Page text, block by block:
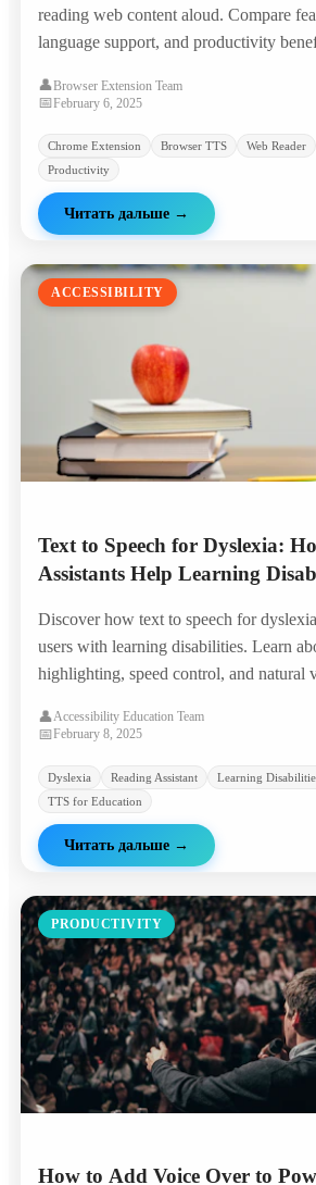
reading web content aloud. Compare
language support, and productivity
👤Browser Extension Team
📅February 6, 2025
Chrome Extension Browser TTS Web Reader
Productivity
Читать дальше →
ACCESSIBILITY
Text to Speech for Dyslexia:
Assistants Help Learning
Discover how text to speech for
users with learning disabilities. Learn
highlighting, speed control, and natural
👤Accessibility Education Team
📅February 8, 2025
Dyslexia Reading Assistant Learning
TTS for Education
Читать дальше →
PRODUCTIVITY
How to Add Voice Over to